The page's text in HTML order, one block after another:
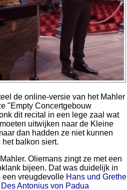
de online-versie van het Mahler
"Empty Concertgebouw
dit recital in een lege zaal wat
uitwijken naar de Kleine
dan hadden ze niet kunnen
balkon siert.
Oliemans zingt ze met een
bijeen. Dat was duidelijk in
een vreugdevolle Hans und Grethe
Des Antonius von Padua